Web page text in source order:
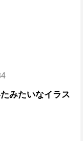
みたいなイラス